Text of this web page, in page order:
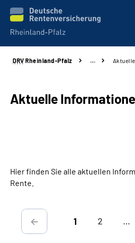
Unsere Leistungen
Beratung
Presse
Inhalte in Gebärdensprache
DRV Rheinland-Pfalz …
Aktuelle
Hier finden Sie alle aktuellen
Rente.
1 2 …